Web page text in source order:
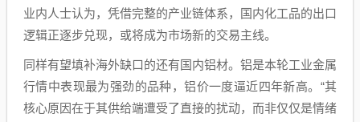
业内人士认为，凭借完整的产业链体系，国内化工品的出口
逻辑正逐步兑现，或将成为市场新的交易主线。
同样有望填补海外缺口的还有国内铝材。铝是本轮工业金属
行情中表现最为强劲的品种，铝价一度逼近四年新高。“其
核心原因在于其供给端遭受了直接的扰动，而非仅仅是情绪